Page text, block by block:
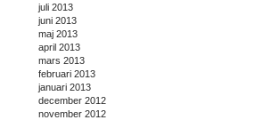
juli 2013
juni 2013
maj 2013
april 2013
mars 2013
februari 2013
januari 2013
december 2012
november 2012